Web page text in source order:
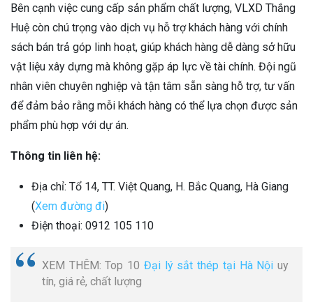
Bên cạnh việc cung cấp sản phẩm chất lượng, VLXD Thắng
Huệ còn chú trọng vào dịch vụ hỗ trợ khách hàng với chính
sách bán trả góp linh hoạt, giúp khách hàng dễ dàng sở hữu
vật liệu xây dựng mà không gặp áp lực về tài chính. Đội ngũ
nhân viên chuyên nghiệp và tận tâm sẵn sàng hỗ trợ, tư vấn
để đảm bảo rằng mỗi khách hàng có thể lựa chọn được sản
phẩm phù hợp với dự án.
Thông tin liên hệ:
Địa chỉ: Tổ 14, TT. Việt Quang, H. Bắc Quang, Hà Giang
(Xem đường đi)
Điện thoại: 0912 105 110
XEM THÊM: Top 10 Đại lý sắt thép tại Hà Nội uy
tín, giá rẻ, chất lượng